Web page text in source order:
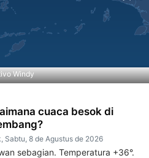
Windy
cuaca besok di
Sabtu, 8 de Agustus de 2026
sebagian. Temperatura +36°.